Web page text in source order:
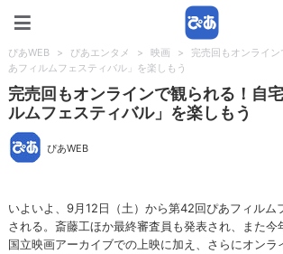
ぴあWEB > ぴあエンタメ > 映画 >
完売回もオンライ
あフィルムフェスティバル」を楽しもう
完売回もオンラインで観られる！自
ルムフェスティバル」を楽しもう
ぴあWEB
いよいよ、9月12日（土）から第42回ぴあフィルム
される。斎藤工ほか最終審査員も発表され、また今
国立映画アーカイブでの上映に加え、さらにオンラ